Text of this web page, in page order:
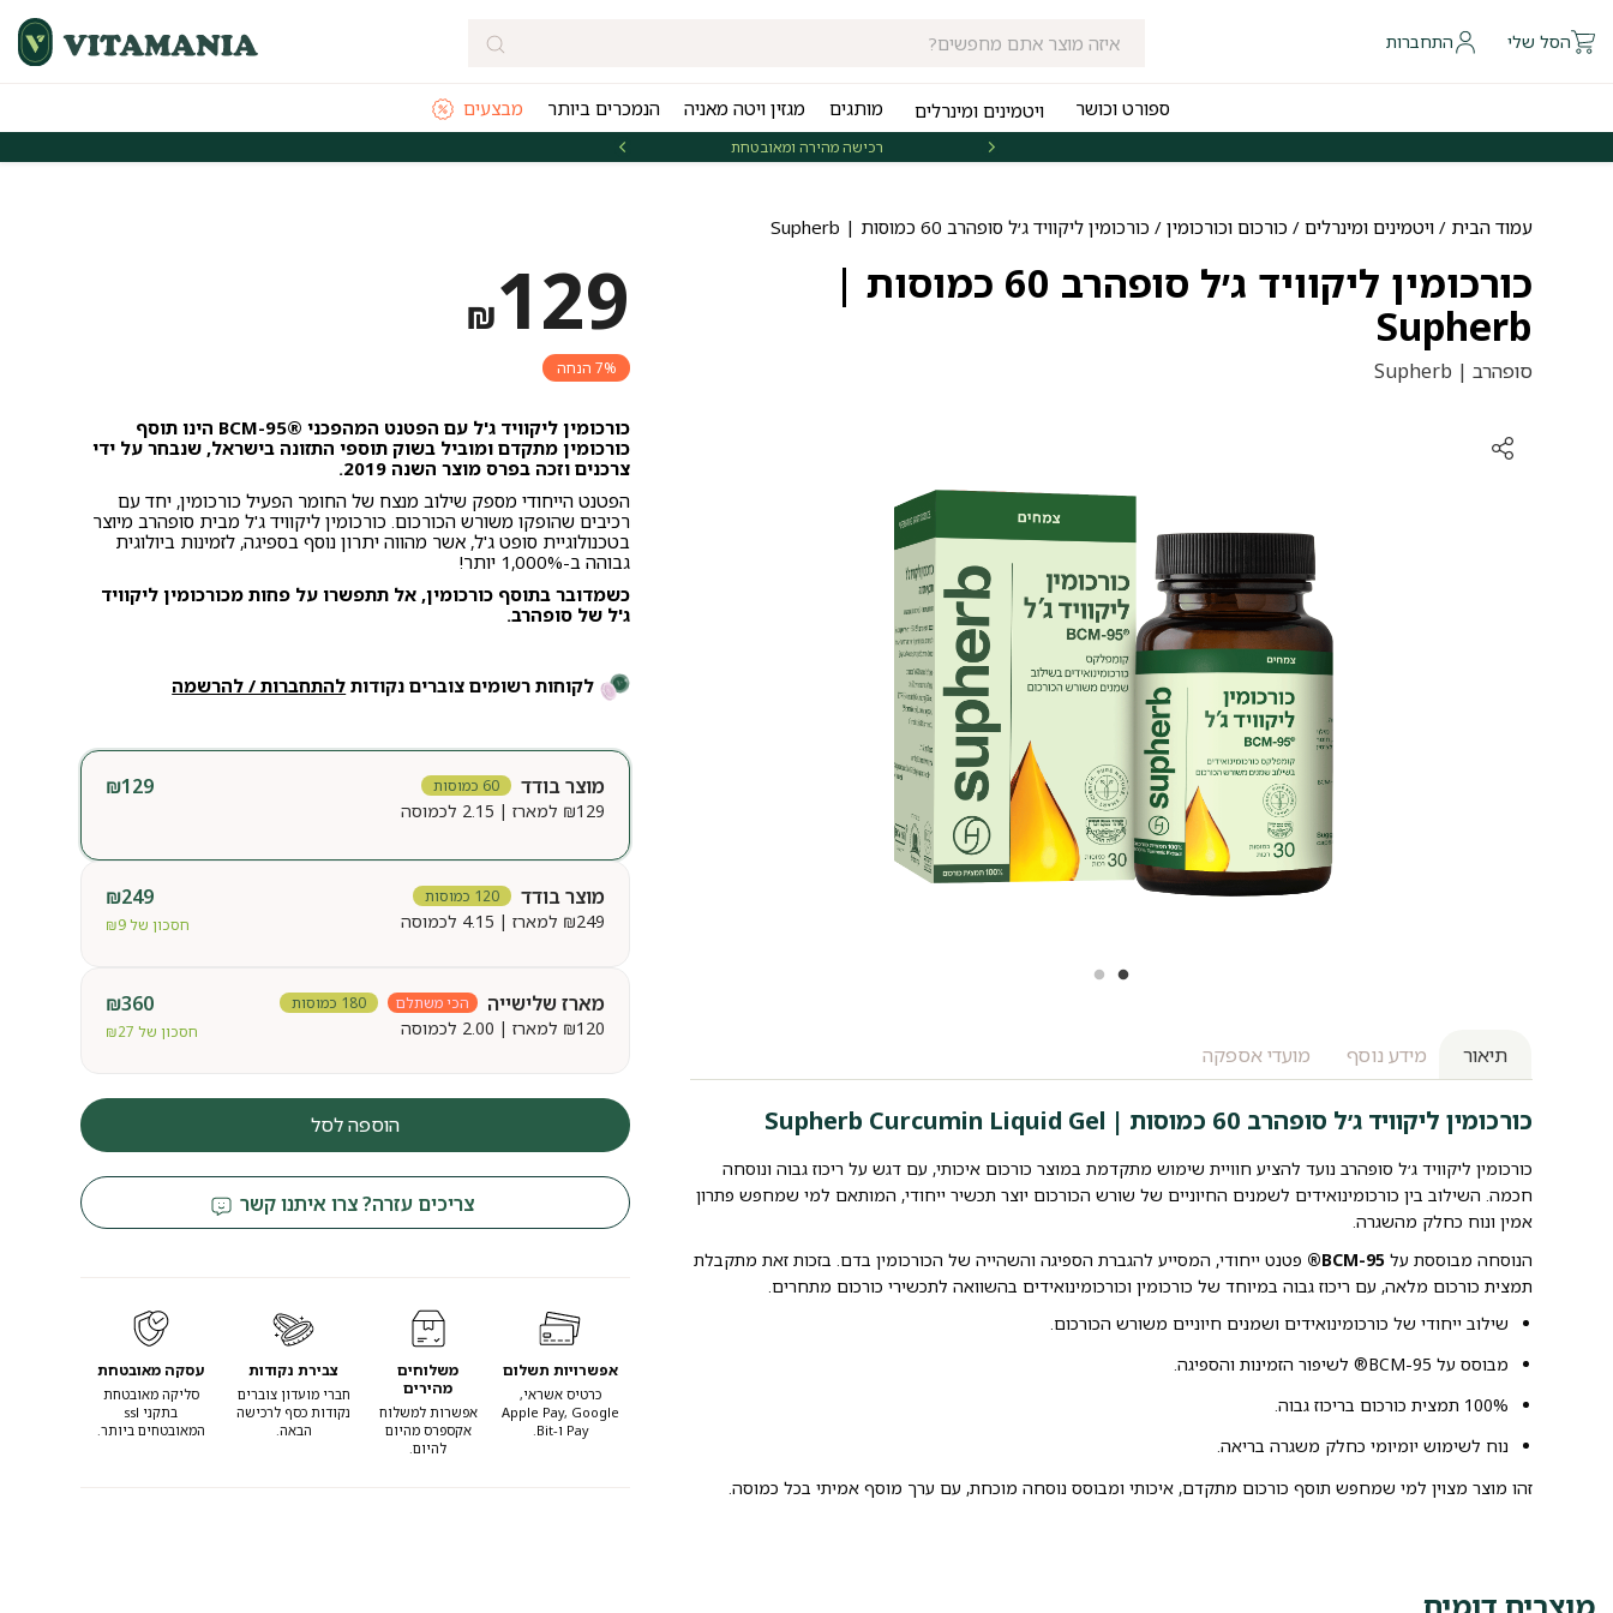
הסל שלי התחברות
ספורט וכושר ויטמינים ומינרלים מותגים מגזין ויטה מאניה הנמכרים ביותר מבצעים
רכישה מהירה ומאובטחת
עמוד הבית / ויטמינים ומינרלים / כורכום וכורכומין / כורכומין ליקוויד ג׳ל סופהרב 60 כמוסות | Supherb
כורכומין ליקוויד ג׳ל סופהרב 60 כמוסות |
Supherb
סופהרב | Supherb
תיאור מידע נוסף מועדי אספקה
כורכומין ליקוויד ג׳ל סופהרב 60 כמוסות | Supherb Curcumin Liquid Gel
כורכומין ליקוויד ג׳ל סופהרב נועד להציע חוויית שימוש מתקדמת במוצר כורכום איכותי, עם דגש על ריכוז גבוה ונוסחה
חכמה. השילוב בין כורכומינואידים לשמנים החיוניים של שורש הכורכום יוצר תכשיר ייחודי, המותאם למי שמחפש פתרון
אמין ונוח כחלק מהשגרה.
הנוסחה מבוססת על BCM-95®
פטנט ייחודי, המסייע להגברת הספיגה והשהייה של הכורכומין בדם. בזכות זאת מתקבלת
תמצית כורכום מלאה, עם ריכוז גבוה במיוחד של כורכומין וכורכומינואידים בהשוואה לתכשירי כורכום מתחרים.
שילוב ייחודי של כורכומינואידים ושמנים חיוניים משורש הכורכום.
מבוסס על BCM-95® לשיפור הזמינות והספיגה.
100% תמצית כורכום בריכוז גבוה.
נוח לשימוש יומיומי כחלק משגרה בריאה.
זהו מוצר מצוין למי שמחפש תוסף כורכום מתקדם, איכותי ומבוסס נוסחה מוכחת, עם ערך מוסף אמיתי בכל כמוסה.
₪129
7% הנחה
כורכומין ליקוויד ג'ל עם הפטנט המהפכני ®BCM-95 הינו תוסף
כורכומין מתקדם ומוביל בשוק תוספי התזונה בישראל, שנבחר על ידי
צרכנים וזכה בפרס מוצר השנה 2019.
הפטנט הייחודי מספק שילוב מנצח של החומר הפעיל כורכומין, יחד עם
רכיבים שהופקו משורש הכורכום. כורכומין ליקוויד ג'ל מבית סופהרב מיוצר
בטכנולוגיית סופט ג'ל, אשר מהווה יתרון נוסף בספיגה, לזמינות ביולוגית
גבוהה ב-1,000% יותר!
כשמדובר בתוסף כורכומין, אל תתפשרו על פחות מכורכומין ליקוויד
ג'ל של סופהרב.
לקוחות רשומים צוברים נקודות להתחברות / להרשמה
מוצר בודד 60 כמוסות ₪129
₪129 למארז | 2.15 לכמוסה
מוצר בודד 120 כמוסות ₪249
₪249 למארז | 4.15 לכמוסה חסכון של ₪9
מארז שלישייה הכי משתלם 180 כמוסות ₪360
₪120 למארז | 2.00 לכמוסה חסכון של ₪27
הוספה לסל
צריכים עזרה? צרו איתנו קשר
אפשרויות תשלום
כרטיס אשראי,
Apple Pay, Google
Pay ו-Bit.
משלוחים
מהירים
אפשרות למשלוח
אקספרס מהיום
להיום.
צבירת נקודות
חברי מועדון צוברים
נקודות כסף לרכישה
הבאה.
עסקה מאובטחת
סליקה מאובטחת
בתקני ssl
המאובטחים ביותר.